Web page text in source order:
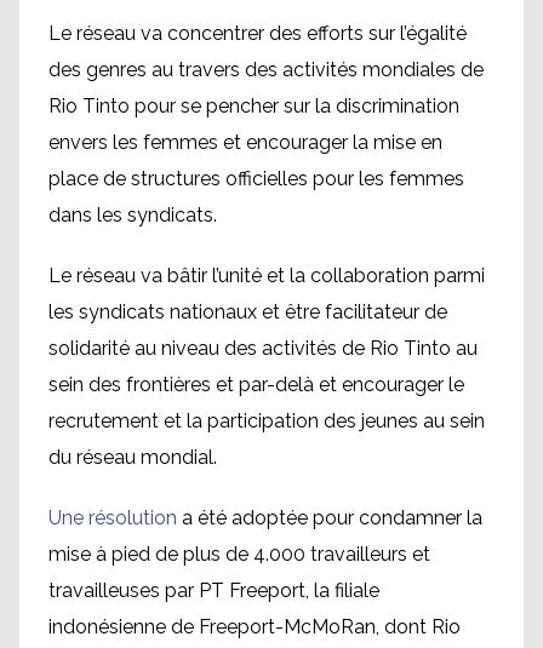
Le réseau va concentrer des efforts sur l’égalité
des genres au travers des activités mondiales de
Rio Tinto pour se pencher sur la discrimination
envers les femmes et encourager la mise en
place de structures officielles pour les femmes
dans les syndicats.
Le réseau va bâtir l’unité et la collaboration parmi
les syndicats nationaux et être facilitateur de
solidarité au niveau des activités de Rio Tinto au
sein des frontières et par-delà et encourager le
recrutement et la participation des jeunes au sein
du réseau mondial.
Une résolution a été adoptée pour condamner la
mise à pied de plus de 4.000 travailleurs et
travailleuses par PT Freeport, la filiale
indonésienne de Freeport-McMoRan, dont Rio